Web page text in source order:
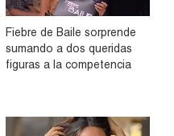
Fiebre de Baile sorprende
sumando a dos queridas
figuras a la competencia